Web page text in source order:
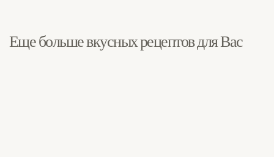
Еще больше вкусных рецептов для Вас